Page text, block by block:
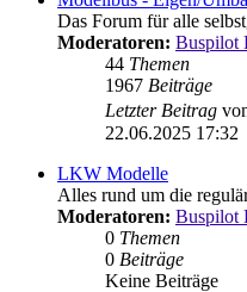
Das Forum für alle
Moderatoren: Buspilot
44 Themen
1967 Beiträge
Letzter Beitrag
22.06.2025 17:32
LKW Modelle
Alles rund um die
Moderatoren: Buspilot
0 Themen
0 Beiträge
Keine Beiträge